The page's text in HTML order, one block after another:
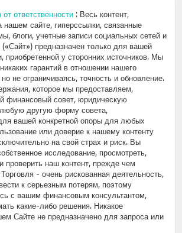
ответственности : Весь контент,
нашем сайте, гиперссылки, связанные
блоги, учетные записи социальных сетей и
предназначен только для вашей
у сторонних источников. Мы
гарантий в отношении нашего
не ограничиваясь, точность и обновление.
которое мы предоставляем,
финансовый совет, юридическую
другую форму совета,
вашей конкретной опоры для любых
или доверие к нашему контенту
на свой страх и риск. Вы
исследование, просмотреть,
проверить наш контент, прежде чем
- очень рискованная деятельность,
к серьезным потерям, поэтому
с вашим финансовым консультантом,
какие-либо решения. Никакое
Сайте не предназначено для запроса или